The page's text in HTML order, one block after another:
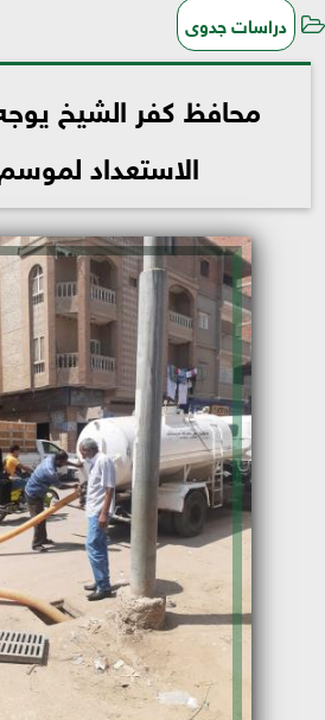
دراسات جدوى
محافظ كفر الشيخ
الاستعداد